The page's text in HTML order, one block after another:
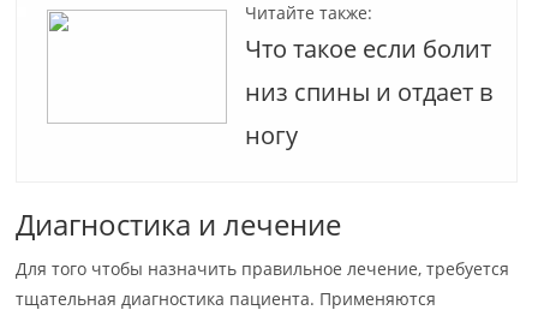
Читайте также:
Что такое если болит
низ спины и отдает в
ногу
Диагностика и лечение
Для того чтобы назначить правильное лечение, требуется
тщательная диагностика пациента. Применяются